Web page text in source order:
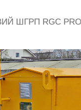
ШГРП RGC